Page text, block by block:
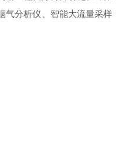
气分析仪、智能大流量采样